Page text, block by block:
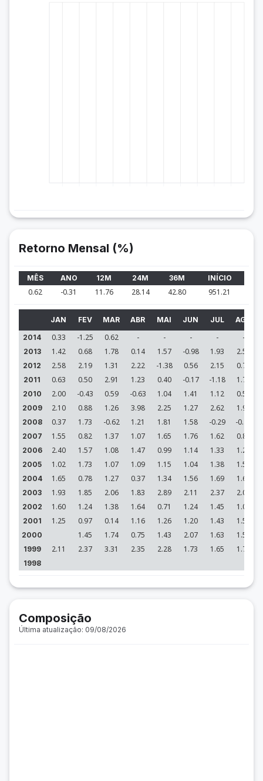
Retorno Mensal (%)
MÊS ANO 12M 24M 36M INÍCIO
0.62 -0.31 11.76 28.14 42.80 951.21
JAN FEV MAR ABR MAI JUN JUL AGO
2014
0.33 -1.25 0.62 - - - - -
2013 1.42 0.68 1.78 0.14 1.57 -0.98 1.93 2.59
2012 2.58 2.19 1.31 2.22 -1.38 0.56 2.15 0.72
2011 0.63 0.50 2.91 1.23 0.40 -0.17 -1.18 1.74
2010 2.00 -0.43 0.59 -0.63 1.04 1.41 1.12 0.57
2009 2.10 0.88 1.26 3.98 2.25 1.27 2.62 1.95
2008 0.37 1.73 -0.62 1.21 1.81 1.58 -0.29 -0.70
2007 1.55 0.82 1.37 1.07 1.65 1.76 1.62 0.85
2006 2.40 1.57 1.08 1.47 0.99 1.14 1.33 1.22
2005 1.02 1.73 1.07 1.09 1.15 1.04 1.38 1.56
2004 1.65 0.78 1.27 0.37 1.34 1.56 1.69 1.65
2003 1.93 1.85 2.06 1.83 2.89 2.11 2.37 2.09
2002 1.60 1.24 1.38 1.64 0.71 1.24 1.45 1.08
2001 1.25 0.97 0.14 1.16 1.26 1.20 1.43 1.53
2000 1.45 1.74 0.75 1.43 2.07 1.63 1.55
1999 2.11 2.37 3.31 2.35 2.28 1.73 1.65 1.77
1998
Composição
Última atualização: 09/08/2026